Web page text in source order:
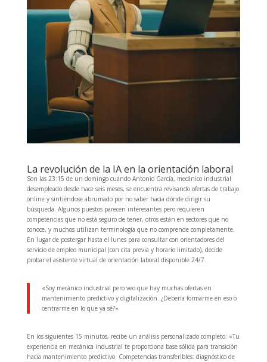
La revolución de la IA en la orientación laboral
Son las 23:15 de un domingo cuando Antonio García, mecánico industrial
desempleado desde hace seis meses, se encuentra revisando ofertas de trabajo
online y sintiéndose abrumado por no saber hacia dónde dirigir su
búsqueda. Algunos puestos parecen interesantes pero requieren
competencias que no está seguro de tener, otros están en sectores que no
conoce, y muchos utilizan terminología que no comprende completamente.
En lugar de postergar hasta el lunes para consultar con orientadores del
servicio de empleo municipal (con cita previa y horario limitado), decide
probar el asistente virtual de orientación laboral disponible 24/7.
«Soy mecánico industrial pero veo que hay muchas ofertas en
mantenimiento predictivo y digitalización. ¿Debería formarme en eso o
centrarme en lo que ya sé?»
En los siguientes 15 minutos, recibe un análisis personalizado completo: «Tu
experiencia en mecánica industrial te proporciona base sólida para transición
hacia mantenimiento predictivo. Competencias transferibles: diagnóstico de